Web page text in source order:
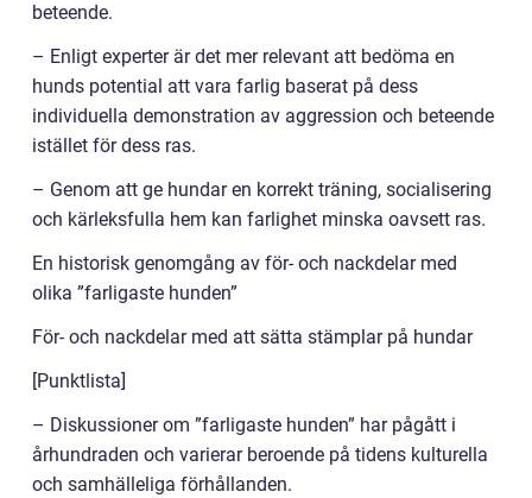
beteende.
– Enligt experter är det mer relevant att bedöma en
hunds potential att vara farlig baserat på dess
individuella demonstration av aggression och beteende
istället för dess ras.
– Genom att ge hundar en korrekt träning, socialisering
och kärleksfulla hem kan farlighet minska oavsett ras.
En historisk genomgång av för- och nackdelar med
olika ”farligaste hunden”
För- och nackdelar med att sätta stämplar på hundar
[Punktlista]
– Diskussioner om ”farligaste hunden” har pågått i
århundraden och varierar beroende på tidens kulturella
och samhälleliga förhållanden.